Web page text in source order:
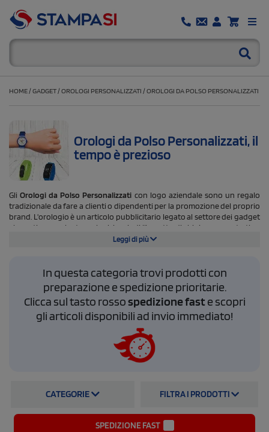
HOME /GADGET /OROLOGI PERSONALIZZATI /OROLOGI DA POLSO PERSONALIZZATI
Orologi da Polso Personalizzati, il
tempo è prezioso
GliOrologi da Polso Personalizzati con logo aziendale sono un regalo
tradizionale da fare a clienti o dipendenti per la promozione del proprio
brand. L'orologio è un articolo pubblicitario legato al settore dei gadget
eleganti ma anche tecnologici, quindi l'impatto di chi riceve questo tipo
di regalo è molto positivo. Personalizzare con logo gli orologi darà
o molto pratici ma dal costo sempre competitivo. Personalizzare gli
orologi sarà molto semplice, scegli il modello, allega il file di stampa e
riceverai la bozza grafica da confermare e noi procederemo alla
personalizzazione del tuo orologio.
Leggi di più
In questa categoria trovi prodotti con
preparazione e spedizione prioritarie.
Clicca sul tasto rossospedizione faste scopri
gli articoli disponibili ad invio immediato!
CATEGORIE FILTRA I PRODOTTI
SPEDIZIONE FAST